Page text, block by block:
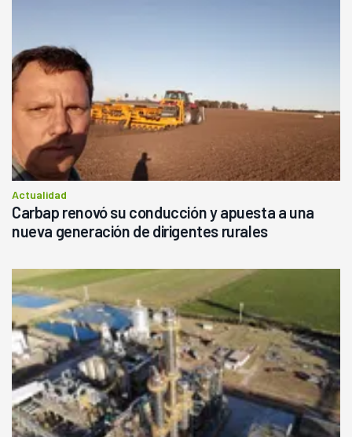
Actualidad
Carbap renovó su conducción y apuesta a una
nueva generación de dirigentes rurales